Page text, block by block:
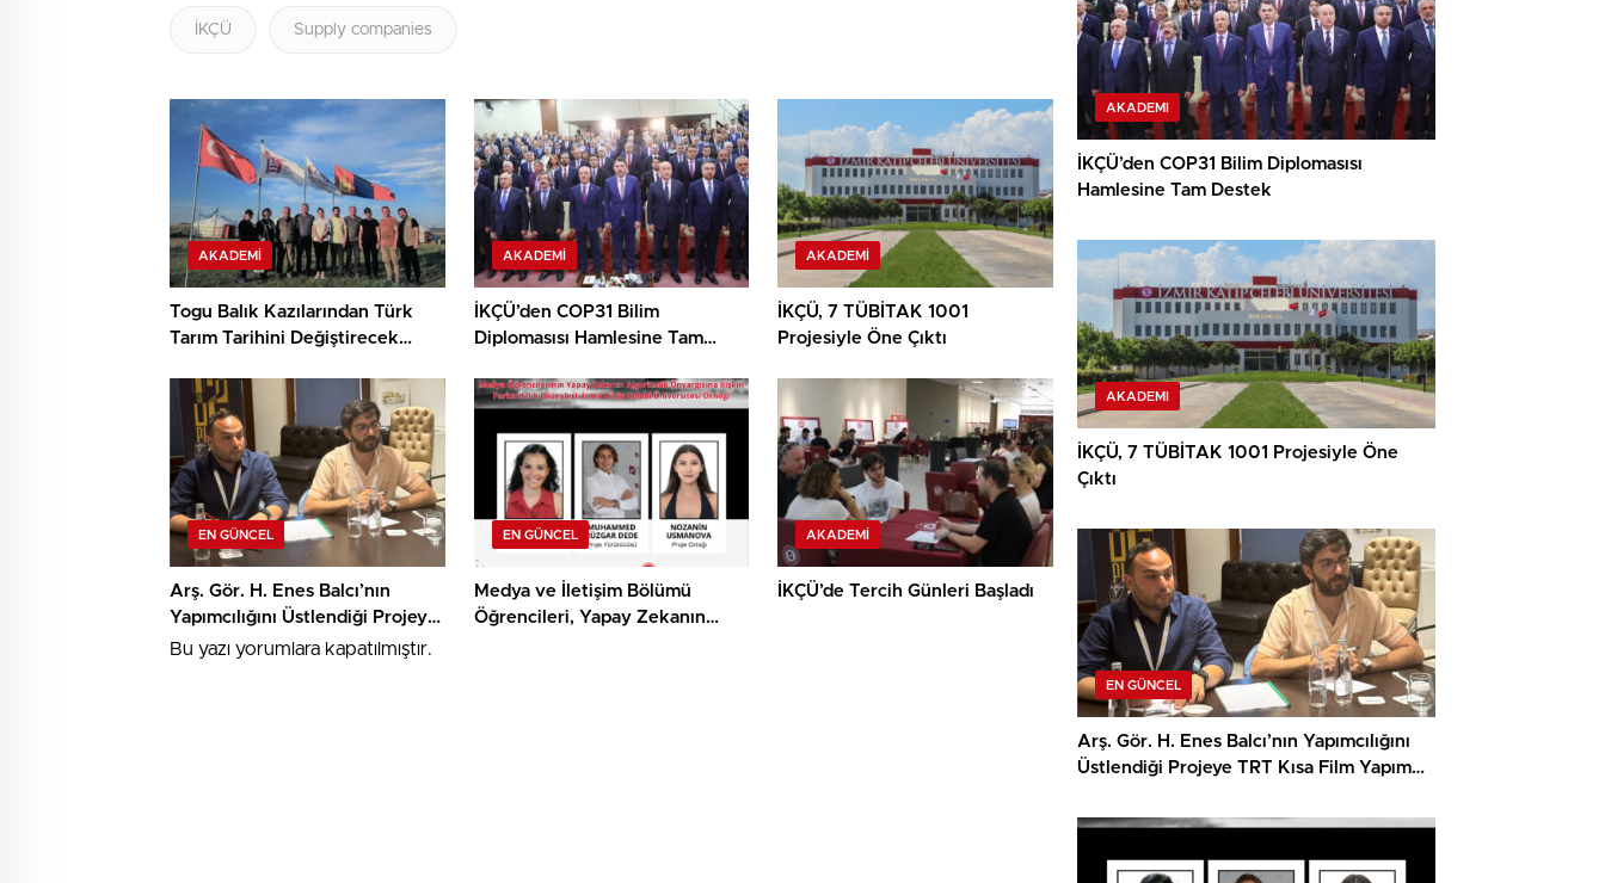
İKÇÜ Supply companies
AKADEMI
Togu Balık Kazılarından Türk
Tarım Tarihini Değiştirecek
AKADEMI
İKÇÜ’den COP31 Bilim
Diplomasısı Hamlesine Tam
AKADEMI
İKÇÜ, 7 TÜBİTAK 1001
Projesiyle Öne Çıktı
EN GÜNCEL
Arş. Gör. H. Enes Balcı’nın
Yapımcılığını Üstlendiği Projeye
TRT Kısa Film Yapım Ödülü
EN GÜNCEL
Medya ve İletişim Bölümü
Öğrencileri, Yapay Zekanın
AKADEMI
İKÇÜ’de Tercih Günleri Başladı
Bu yazı yorumlara kapatılmıştır.
AKADEMI
İKÇÜ’den COP31 Bilim Diplomasısı
Hamlesine Tam Destek
AKADEMI
İKÇÜ, 7 TÜBİTAK 1001 Projesiyle Öne
Çıktı
EN GÜNCEL
Arş. Gör. H. Enes Balcı’nın Yapımcılığını
Üstlendiği Projeye TRT Kısa Film Yapım